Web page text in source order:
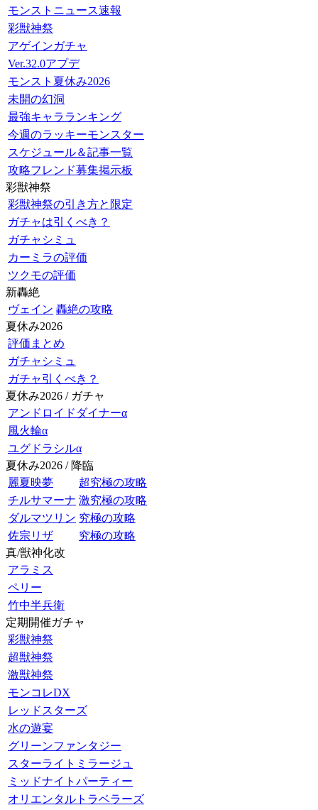
モンストニュース速報
彩獣神祭
アゲインガチャ
Ver.32.0アプデ
モンスト夏休み2026
未開の幻洞
最強キャラランキング
今週のラッキーモンスター
スケジュール＆記事一覧
攻略フレンド募集掲示板
彩獣神祭
彩獣神祭の引き方と限定
ガチャは引くべき？
ガチャシミュ
カーミラの評価
ツクモの評価
新轟絶
ヴェイン 轟絶の攻略
夏休み2026
評価まとめ
ガチャシミュ
ガチャ引くべき？
夏休み2026 / ガチャ
アンドロイドダイナーα
風火輪α
ユグドラシルα
夏休み2026 / 降臨
麗夏映夢
超究極の攻略
チルサマーナ 激究極の攻略
ダルマツリン 究極の攻略
佐宗リザ
究極の攻略
真/獣神化改
アラミス
ペリー
竹中半兵衛
定期開催ガチャ
彩獣神祭
超獣神祭
激獣神祭
モンコレDX
レッドスターズ
水の遊宴
グリーンファンタジー
スターライトミラージュ
ミッドナイトパーティー
オリエンタルトラベラーズ